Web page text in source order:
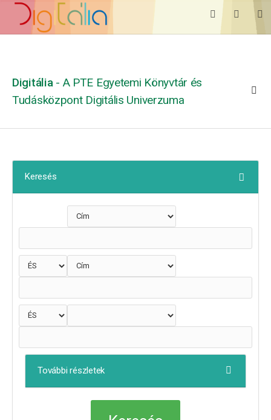
Digitália - A PTE Egyetemi Könyvtár és
Tudásközpont Digitális Univerzuma
Keresés
További részletek